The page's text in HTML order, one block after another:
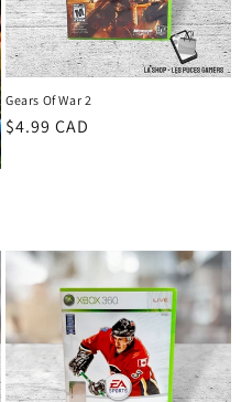
Gears Of War 2
Prix
$4.99 CAD